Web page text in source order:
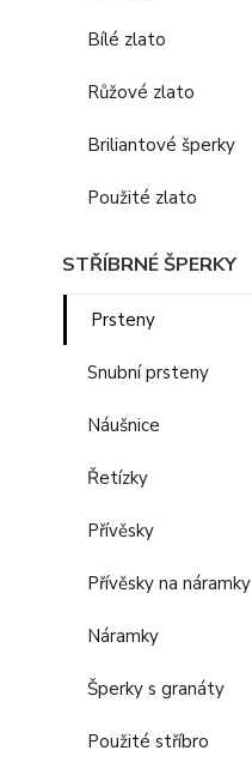
Bílé zlato
Růžové zlato
Briliantové šperky
Použité zlato
STŘÍBRNÉ ŠPERKY
Prsteny
Snubní prsteny
Náušnice
Řetízky
Přívěsky
Přívěsky na náramky
Náramky
Šperky s granáty
Použité stříbro